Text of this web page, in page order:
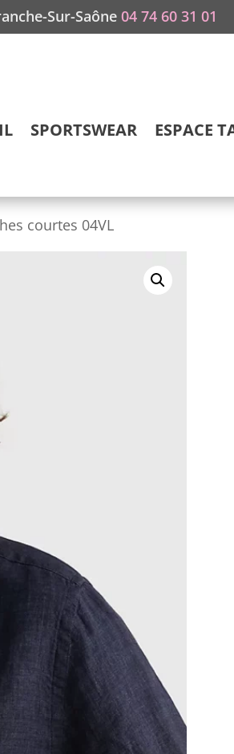
Sur-Saône 04 74 60 31 01
SPORTSWEAR ESPACE
courtes 04VL